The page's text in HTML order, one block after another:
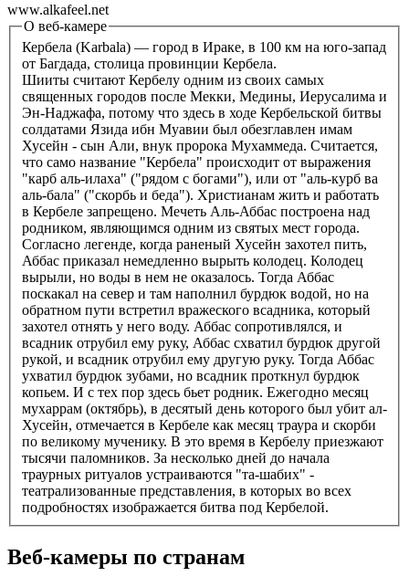
www.alkafeel.net
О веб-камере
Кербела (Karbala) — город в Ираке, в 100 км на юго-запад
от Багдада, столица провинции Кербела.
Шииты считают Кербелу одним из своих самых
священных городов после Мекки, Медины, Иерусалима и
Эн-Наджафа, потому что здесь в ходе Кербельской битвы
солдатами Язида ибн Муавии был обезглавлен имам
Хусейн - сын Али, внук пророка Мухаммеда. Считается,
что само название "Кербела" происходит от выражения
"карб аль-илаха" ("рядом с богами"), или от "аль-курб ва
аль-бала" ("скорбь и беда"). Христианам жить и работать
в Кербеле запрещено. Мечеть Аль-Аббас построена над
родником, являющимся одним из святых мест города.
Согласно легенде, когда раненый Хусейн захотел пить,
Аббас приказал немедленно вырыть колодец. Колодец
вырыли, но воды в нем не оказалось. Тогда Аббас
поскакал на север и там наполнил бурдюк водой, но на
обратном пути встретил вражеского всадника, который
захотел отнять у него воду. Аббас сопротивлялся, и
всадник отрубил ему руку, Аббас схватил бурдюк другой
рукой, и всадник отрубил ему другую руку. Тогда Аббас
ухватил бурдюк зубами, но всадник проткнул бурдюк
копьем. И с тех пор здесь бьет родник. Ежегодно месяц
мухаррам (октябрь), в десятый день которого был убит ал-
Хусейн, отмечается в Кербеле как месяц траура и скорби
по великому мученику. В это время в Кербелу приезжают
тысячи паломников. За несколько дней до начала
траурных ритуалов устраиваются "та-шабих" -
театрализованные представления, в которых во всех
подробностях изображается битва под Кербелой.
Веб-камеры по странам